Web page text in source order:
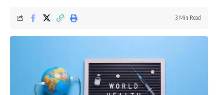
3 Min Read